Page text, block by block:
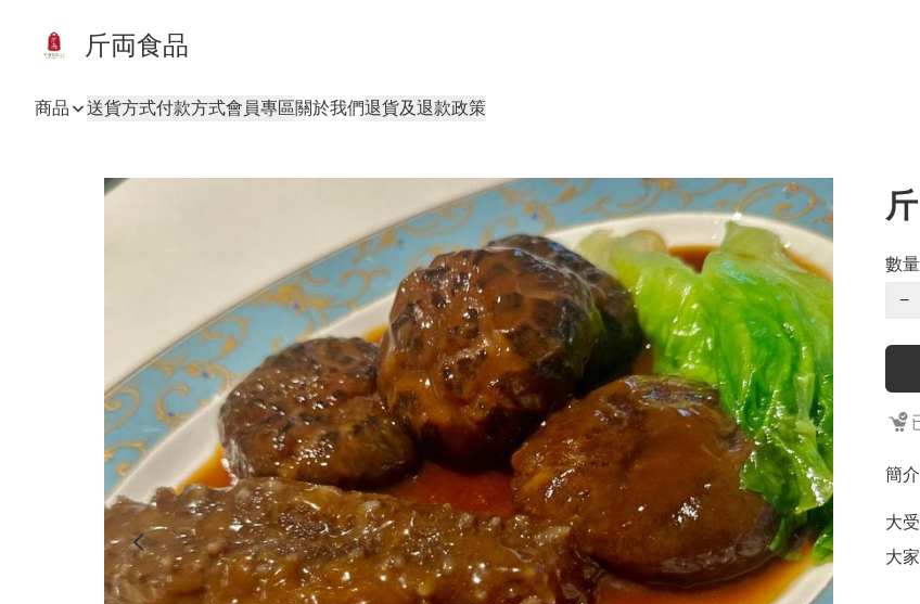
斤両食品
商品 送貨方式付款方式會員專區關於我們退貨及退款政策
數量
−
簡介
大
大